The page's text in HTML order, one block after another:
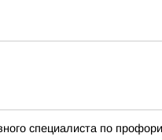
специалиста по